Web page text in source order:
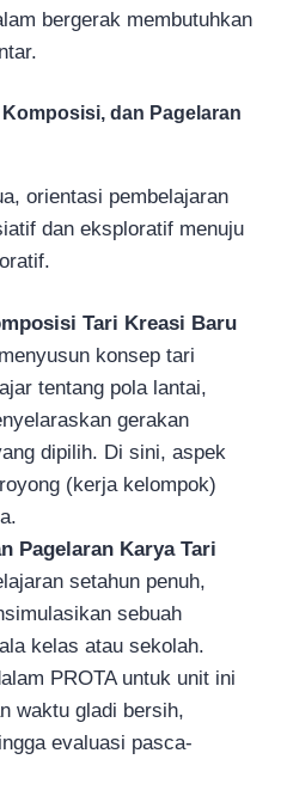
bergerak membutuhkan
dan Pagelaran
orientasi pembelajaran
dan eksploratif menuju
Tari Kreasi Baru
konsep tari
tentang pola lantai,
gerakan
dipilih. Di sini, aspek
(kerja kelompok)
Pagelaran Karya Tari
setahun penuh,
sebuah
kelas atau sekolah.
PROTA untuk unit ini
waktu gladi bersih,
evaluasi pasca-